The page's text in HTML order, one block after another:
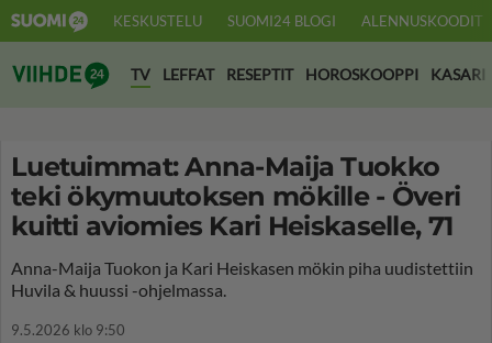
KESKUSTELU SUOMI24 BLOGI ALENNUSKOODIT
Suomi24 Viihde
TV LEFFAT RESEPTIT HOROSKOOPPI KASARI
Luetuimmat: Anna-Maija Tuokko
teki ökymuutoksen mökille - Överi
kuitti aviomies Kari Heiskaselle, 71
Anna-Maija Tuokon ja Kari Heiskasen mökin piha uudistettiin
Huvila & huussi -ohjelmassa.
9.5.2026 klo 9:50